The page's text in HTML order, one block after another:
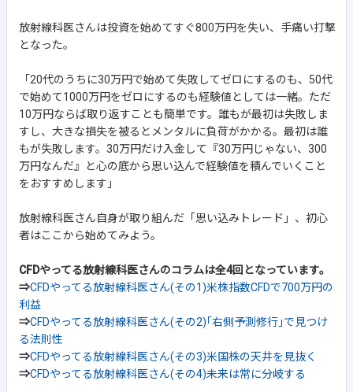
放射線科医さんは投資を始めてすぐ800万円を失い、手痛い打撃
となった。
「20代のうちに30万円で始めて失敗してゼロにするのも、50代
で始めて1000万円をゼロにするのも経験値としては一緒。ただ
10万円ならば取り返すことも簡単です。誰もが最初は失敗しま
すし、大きな損失を被るとメンタルに負荷がかかる。最初は誰
もが失敗します。30万円だけ入金して『30万円じゃない、300
万円なんだ』と心の底から思い込んで経験値を積んでいくこと
をおすすめします」
放射線科医さん自身が取り組んだ「思い込みトレード」、初心
者はここから始めてみよう。
CFDやってる放射線科医さんのコラムは全4回となっています。
⇒CFDやってる放射線科医さん(その1)米株指数CFDで700万円の
利益
⇒CFDやってる放射線科医さん(その2)｢右側予測修行｣で見つけ
る法則性
⇒CFDやってる放射線科医さん(その3)米国株の天井を見抜く
⇒CFDやってる放射線科医さん(その4)未来は常に分岐する